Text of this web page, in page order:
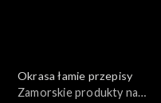
Okrasa łamie przepisy
Zamorskie produkty na